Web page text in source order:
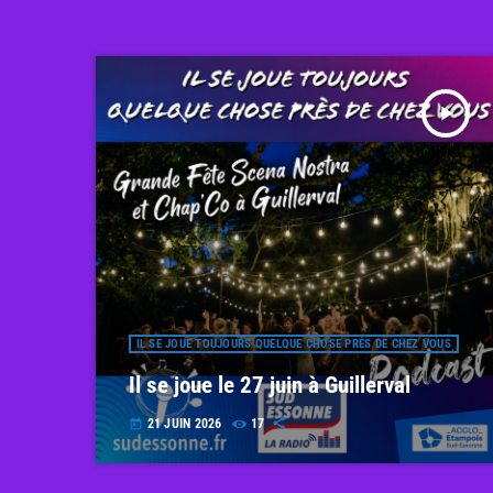
play_arrow
IL SE JOUE TOUJOURS QUELQUE CHOSE PRÈS DE CHEZ VOUS
Il se joue le 27 juin à Guillerval
today 21 JUIN 2026 17